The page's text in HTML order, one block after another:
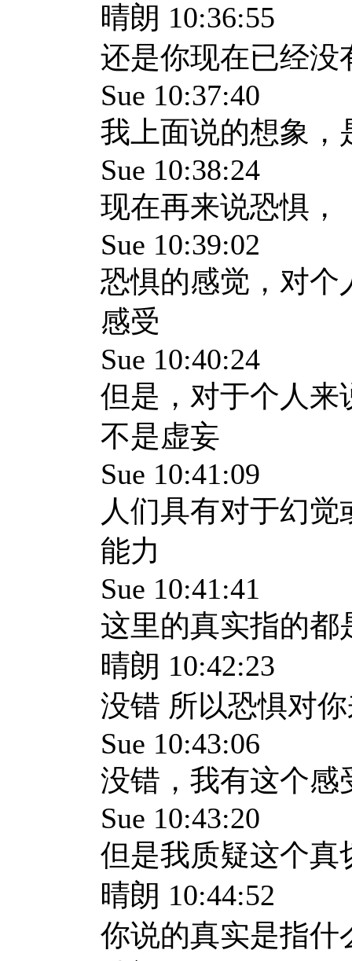
晴朗 10:36:55
还是你现在已经没
Sue 10:37:40
我上面说的想象，
Sue 10:38:24
现在再来说恐惧，
Sue 10:39:02
恐惧的感觉，对个
感受
Sue 10:40:24
但是，对于个人来
不是虚妄
Sue 10:41:09
人们具有对于幻
能力
Sue 10:41:41
这里的真实指的都
晴朗 10:42:23
没错 所以恐惧对
Sue 10:43:06
没错，我有这个感
Sue 10:43:20
但是我质疑这个真
晴朗 10:44:52
你说的真实是指什